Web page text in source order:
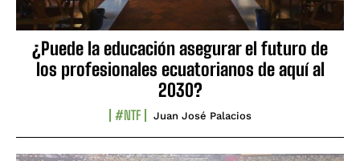
¿Puede la educación asegurar el futuro de
los profesionales ecuatorianos de aquí al
2030?
#NTF Juan José Palacios